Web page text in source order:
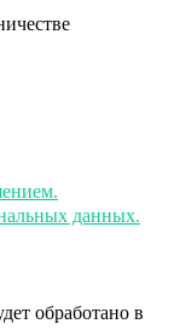
данных.
обработано в